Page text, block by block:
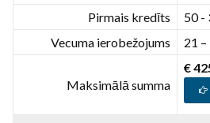
Pirmais kredīts
50 -
Vecuma ierobežojums
21
Maksimālā summa
€